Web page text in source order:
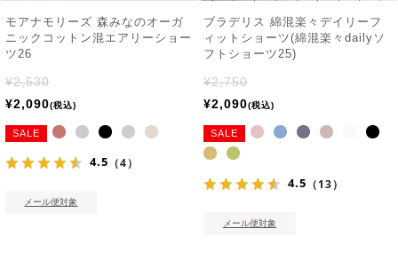
モアナモリーズ 森みなのオーガ
ニックコットン混エアリーショー
ツ26
¥2,530
¥2,090 税込
SALE
4.5 （4）
メール便対象
ブラデリス 綿混楽々デイリーフ
ィットショーツ(綿混楽々dailyソ
フトショーツ25)
¥2,750
¥2,090 税込
SALE
4.5 （13）
メール便対象